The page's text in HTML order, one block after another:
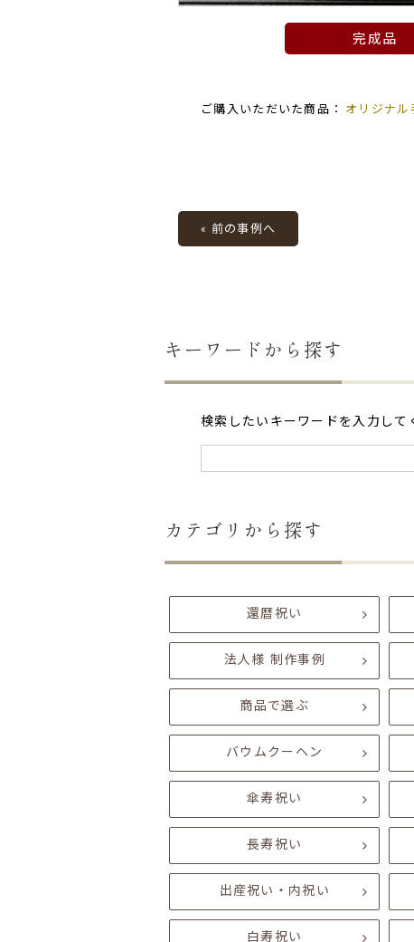
完成品
ご購入いただいた商品： オリジナル
« 前の事例へ
キーワードから探す
検索したいキーワードを入力して
カテゴリから探す
還暦祝い
法人様 制作事例
商品で選ぶ
バウムクーヘン
傘寿祝い
長寿祝い
出産祝い・内祝い
白寿祝い